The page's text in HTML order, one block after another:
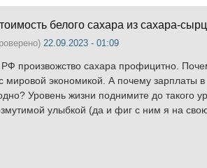
белого сахара из сахара-
22.09.2023 - 01:09
произвожство сахара профицитно.
мировой экономикой. А почему
Уровень жизни поднимите до
улыбкой (да и фиг с ним я на